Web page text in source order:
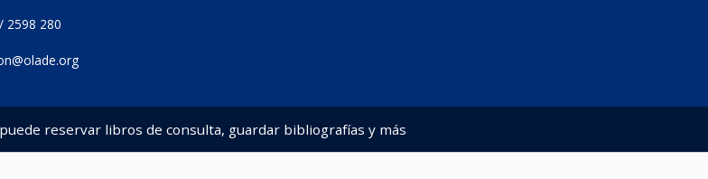
2598 280
reservar libros de consulta, guardar bibliografías y más